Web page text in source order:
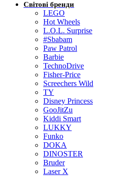
Світові бренди
LEGO
Hot Wheels
L.O.L. Surprise
#Sbabam
Paw Patrol
Barbie
TechnoDrive
Fisher-Price
Screechers Wild
TY
Disney Princess
GooJitZu
Kiddi Smart
LUKKY
Funko
DOKA
DINOSTER
Bruder
Laser X